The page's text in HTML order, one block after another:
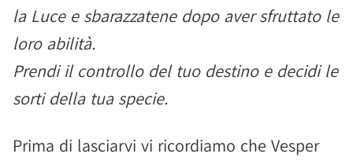
la Luce e sbarazzatene dopo aver sfruttato le
loro abilità.
Prendi il controllo del tuo destino e decidi le
sorti della tua specie.
Prima di lasciarvi vi ricordiamo che Vesper